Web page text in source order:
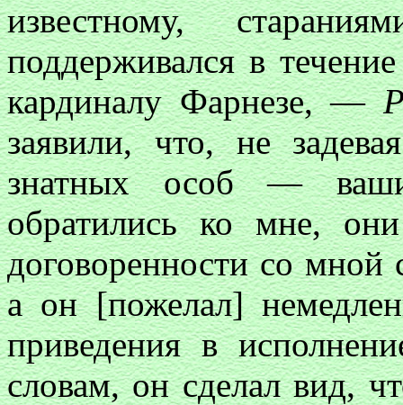
известному,
поддерживался в
кардиналу Фарнезе, —
заявили, что, не
знатных особ —
обратились ко мне,
договоренности со мной
а он [пожелал]
приведения в
словам, он сделал вид,